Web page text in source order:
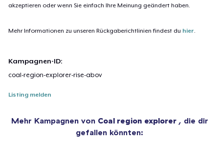
akzeptieren oder wenn Sie einfach Ihre Meinung geändert haben.
Mehr Informationen zu unseren Rückgaberichtlinien findest du hier.
Kampagnen-ID:
coal-region-explorer-rise-abov
Listing melden
Mehr Kampagnen von Coal region explorer , die dir
gefallen könnten: